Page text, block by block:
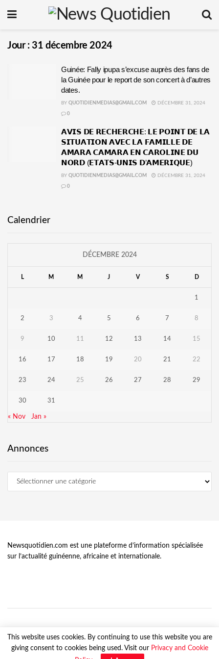
Jour :31 décembre 2024
Guinée: Fally ipupa s’excuse auprès des fans de
la Guinée pour le report de son concert à d’autres
dates.
BY QUOTIDIENMEDIAS@GMAIL.COM DÉCEMBRE 31, 2024
0
𝗔𝗩𝗜𝗦 𝗗𝗘 𝗥𝗘𝗖𝗛𝗘𝗥𝗖𝗛𝗘: 𝗟𝗘 𝗣𝗢𝗜𝗡𝗧 𝗗𝗘 𝗟𝗔
𝗦𝗜𝗧𝗨𝗔𝗧𝗜𝗢𝗡 𝗔𝗩𝗘𝗖 𝗟𝗔 𝗙𝗔𝗠𝗜𝗟𝗟𝗘 𝗗𝗘
𝗔𝗠𝗔𝗥𝗔 𝗖𝗔𝗠𝗔𝗥𝗔 𝗘𝗡 𝗖𝗔𝗥𝗢𝗟𝗜𝗡𝗘 𝗗𝗨
𝗡𝗢𝗥𝗗 (𝗘𝗧𝗔𝗧𝗦-𝗨𝗡𝗜𝗦 𝗗’𝗔𝗠𝗘𝗥𝗜𝗤𝗨𝗘)
BY QUOTIDIENMEDIAS@GMAIL.COM DÉCEMBRE 31, 2024
0
Calendrier
DÉCEMBRE 2024
L M M J V S D
1
2 3 4 5 6 7 8
9 10 11 12 13 14 15
16 17 18 19 20 21 22
23 24 25 26 27 28 29
30 31
« Nov Jan »
Annonces
Newsquotidien.com est une plateforme d’information spécialisée
sur l’actualité guinéenne, africaine et internationale.
© Newsquotidien.com, tous droits réservés
This website uses cookies. By continuing to use this website you are
giving consent to cookies being used. Visit our Privacy and Cookie